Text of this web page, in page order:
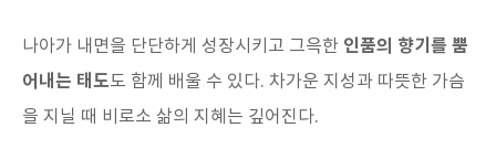
나아가 내면을 단단하게 성장시키고 그윽한 인품의 향기를 뿜
어내는 태도도 함께 배울 수 있다. 차가운 지성과 따뜻한 가슴
을 지닐 때 비로소 삶의 지혜는 깊어진다.